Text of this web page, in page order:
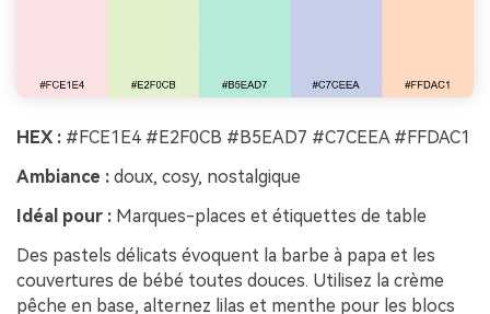
HEX : #FCE1E4 #E2F0CB #B5EAD7 #C7CEEA #FFDAC1
Ambiance : doux, cosy, nostalgique
Idéal pour : Marques-places et étiquettes de table
Des pastels délicats évoquent la barbe à papa et les
couvertures de bébé toutes douces. Utilisez la crème
pêche en base, alternez lilas et menthe pour les blocs